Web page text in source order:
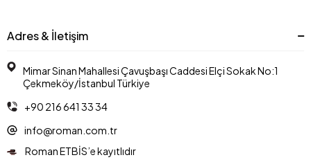
Adres & İletişim
Mimar Sinan Mahallesi Çavuşbaşı Caddesi Elçi Sokak No:1
Çekmeköy/İstanbul Türkiye
+90 216 641 33 34
info@roman.com.tr
Roman ETBİS’e kayıtlıdır